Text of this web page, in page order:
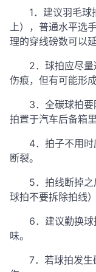
1．建议羽毛
上），普通水平选
理的穿线磅数可以
2．球拍应尽
伤痕，但有可能形
3．全碳球拍
拍置于汽车后备箱
4．拍子不用
断裂。
5．拍线断掉
球拍不要拆除拍线
6．建议勤换
味。
7．若球拍发